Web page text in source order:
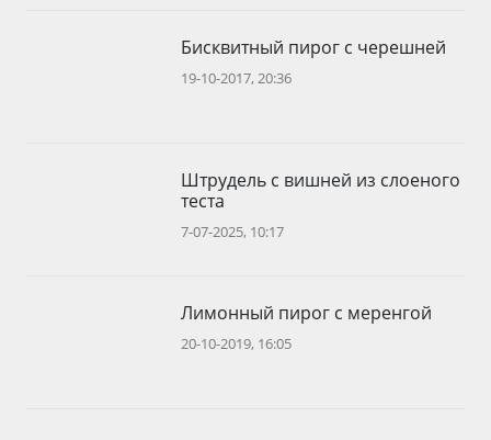
Бисквитный пирог с черешней
19-10-2017, 20:36
Штрудель с вишней из слоеного
теста
7-07-2025, 10:17
Лимонный пирог с меренгой
20-10-2019, 16:05